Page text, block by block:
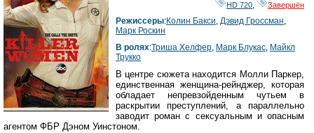
HD 720 Завершён
Режиссеры:Колин Бакси, Дэвид Гроссман,
Марк Роскин
В ролях:Триша Хелфер, Марк Блукас, Майкл
Трукко
В центре сюжета находится Молли Паркер,
единственная женщина-рейнджер, которая
обладает непревзойденным чутьем в
раскрытии преступлений, а параллельно
заводит роман с сексуальным и опасным
агентом ФБР Дэном Уинстоном.